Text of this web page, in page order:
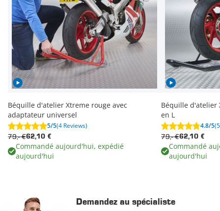
Béquille d'atelier Xtreme rouge avec
adaptateur universel
5/5(4 Reviews)
62,10 €
79,- €
Commandé aujourd'hui, expédié
aujourd'hui
Béquille d'atelier
en L
4.8/5
62,10 €
79,- €
Commandé
aujourd'hui
Demandez au spécialiste